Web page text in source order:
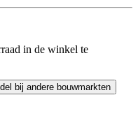
in de winkel te
bij andere bouwmarkten